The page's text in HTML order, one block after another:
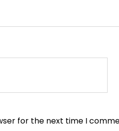
for the next time I